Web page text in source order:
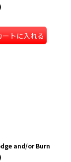
ートに入れる
and/or Burn